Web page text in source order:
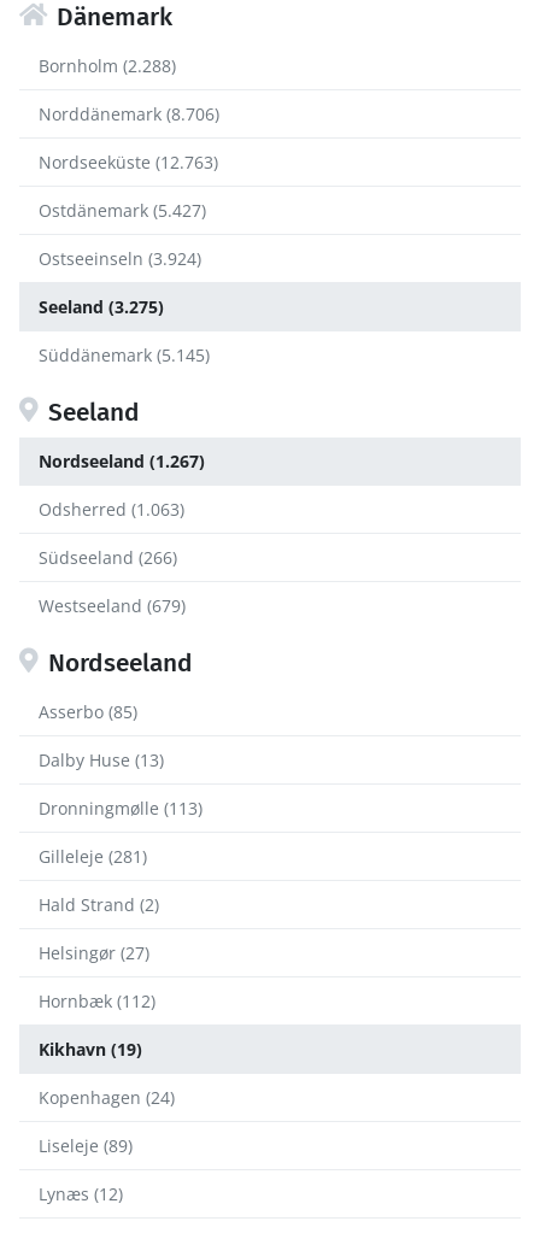
Dänemark
Bornholm (2.288)
Norddänemark (8.706)
Nordseeküste (12.763)
Ostdänemark (5.427)
Ostseeinseln (3.924)
Seeland (3.275)
Süddänemark (5.145)
Seeland
Nordseeland (1.267)
Odsherred (1.063)
Südseeland (266)
Westseeland (679)
Nordseeland
Asserbo (85)
Dalby Huse (13)
Dronningmølle (113)
Gilleleje (281)
Hald Strand (2)
Helsingør (27)
Hornbæk (112)
Kikhavn (19)
Kopenhagen (24)
Liseleje (89)
Lynæs (12)